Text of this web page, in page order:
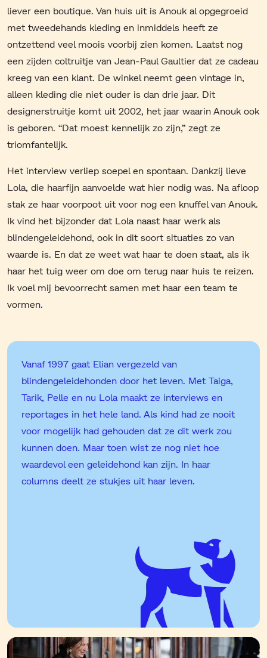
liever een boutique. Van huis uit is Anouk al opgegroeid
met tweedehands kleding en inmiddels heeft ze
ontzettend veel moois voorbij zien komen. Laatst nog
een zijden coltruitje van Jean-Paul Gaultier dat ze cadeau
kreeg van een klant. De winkel neemt geen vintage in,
alleen kleding die niet ouder is dan drie jaar. Dit
designerstruitje komt uit 2002, het jaar waarin Anouk ook
is geboren. “Dat moest kennelijk zo zijn,” zegt ze
triomfantelijk.
Het interview verliep soepel en spontaan. Dankzij lieve
Lola, die haarfijn aanvoelde wat hier nodig was. Na afloop
stak ze haar voorpoot uit voor nog een knuffel van Anouk.
Ik vind het bijzonder dat Lola naast haar werk als
blindengeleidehond, ook in dit soort situaties zo van
waarde is. En dat ze weet wat haar te doen staat, als ik
haar het tuig weer om doe om terug naar huis te reizen.
Ik voel mij bevoorrecht samen met haar een team te
vormen.
Vanaf 1997 gaat Elian vergezeld van
blindengeleidehonden door het leven. Met Taiga,
Tarik, Pelle en nu Lola maakt ze interviews en
reportages in het hele land. Als kind had ze nooit
voor mogelijk had gehouden dat ze dit werk zou
kunnen doen. Maar toen wist ze nog niet hoe
waardevol een geleidehond kan zijn. In haar
columns deelt ze stukjes uit haar leven.